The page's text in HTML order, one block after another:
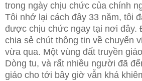
trong ngày chịu chức của chính
Tôi nhớ lại cách đây 33 năm, tôi
được chịu chức ngay tại nơi đây.
chia sẻ chút thông tin về chuyến
vừa qua. Một vùng đất truyền
Dòng tu, và rất nhiều người đã
giáo cho tới bây giờ vẫn khá